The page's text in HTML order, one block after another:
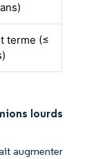
terme (≤
lourds
augmenter